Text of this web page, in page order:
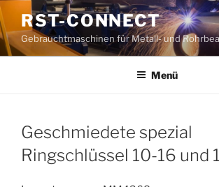
Zum
Inhalt
springen
RST-CONNECT
Gebrauchtmaschinen für Metall- und
Menü
Geschmiedete spezial
Ringschlüssel 10-16 und